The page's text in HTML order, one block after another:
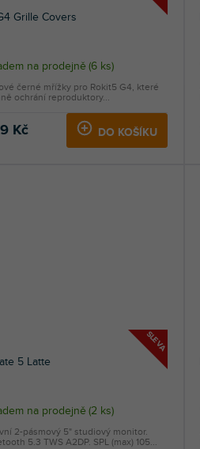
Grille Covers
na prodejně (6 ks)
Kč DO KOŠÍKU
černé mřížky pro Rokit5 G4, které
ochrání reproduktory...
SLEVA
5 Latte
na prodejně (2 ks)
2-pásmový 5" studiový monitor.
5.3 TWS A2DP. SPL (max) 105...